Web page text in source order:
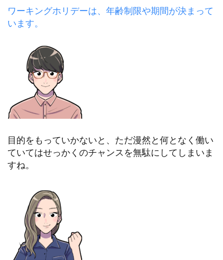
ワーキングホリデーは、年齢制限や期間が決まって
います。
目的をもっていかないと、ただ漫然と何となく働い
ていてはせっかくのチャンスを無駄にしてしまいま
すね。